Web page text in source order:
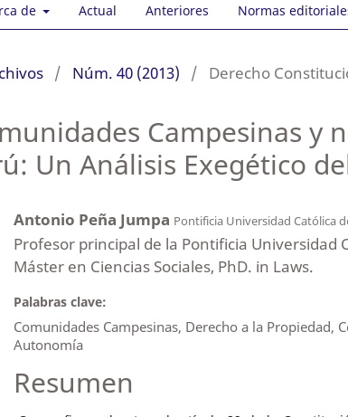
de Actual Anteriores Normas
/ Núm. 40 (2013) / Derecho
Campesinas y
Un Análisis Exegético
Antonio Peña Jumpa Pontificia Universidad Católica
Profesor principal de la Pontificia Universidad
Máster en Ciencias Sociales, PhD. in Laws.
Palabras clave:
Comunidades Campesinas, Derecho a la Propiedad,
Autonomía
Resumen